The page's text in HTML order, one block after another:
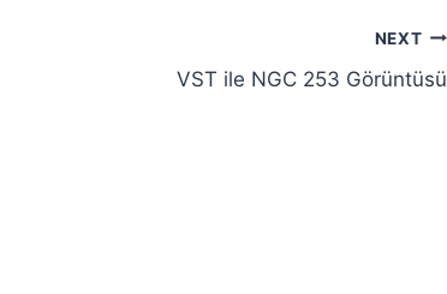
NEXT
VST ile NGC 253 Görüntüsü